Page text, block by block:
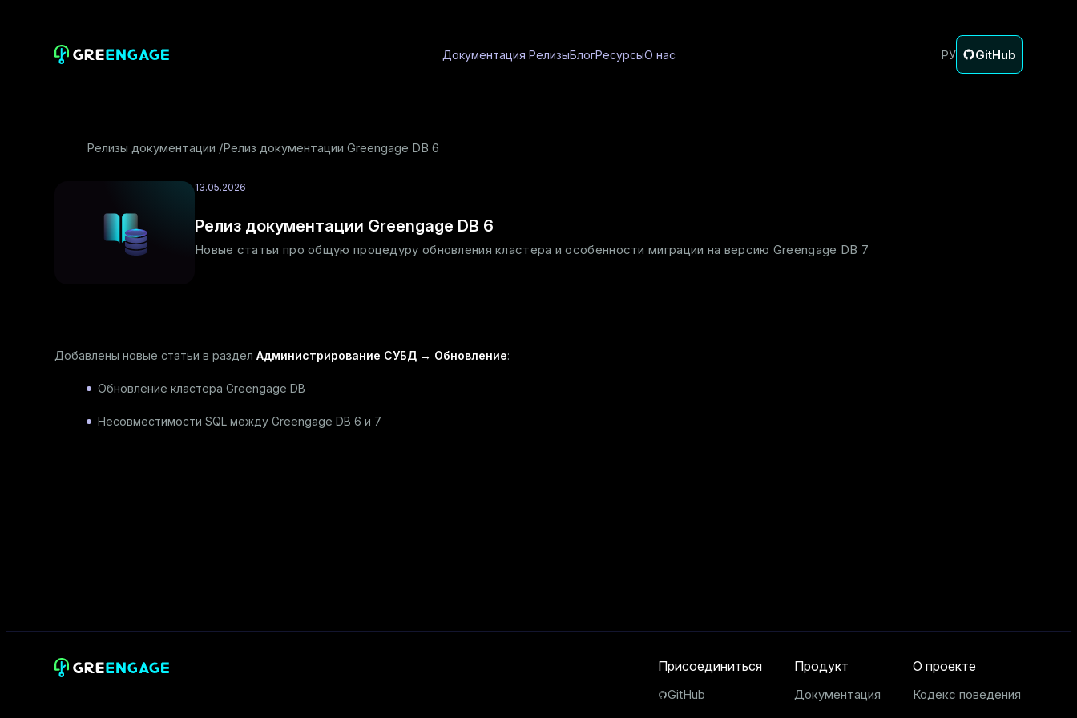
Документация РелизыБлогРесурсыО нас РУ GitHub
Релизы документации Релиз документации Greengage DB 6
13.05.2026
Релиз документации Greengage DB 6
Новые статьи про общую процедуру обновления кластера и особенности миграции на версию Greengage DB 7
Добавлены новые статьи в раздел Администрирование СУБД → Обновление:
Обновление кластера Greengage DB
Несовместимости SQL между Greengage DB 6 и 7
Присоединиться
GitHub
Продукт
Документация
О проекте
Кодекс поведения